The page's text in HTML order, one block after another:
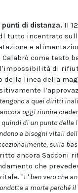
punti di distanza.Il
tutto incentrato
e
come testo
di
della linea della
a quei diritti
oggi riunire
di un punto della
a bisogni vitali
sulla
ancora Sacconi
che
"E' ben vero che
a morte perché